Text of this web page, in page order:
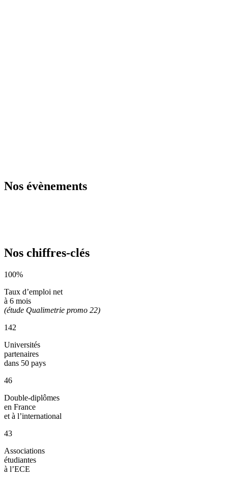
Nos évènements
Nos chiffres-clés
100%
Taux d’emploi net
à 6 mois
(étude Qualimetrie promo 22)
142
Universités
partenaires
dans 50 pays
46
Double-diplômes
en France
et à l’international
43
Associations
étudiantes
à l’ECE